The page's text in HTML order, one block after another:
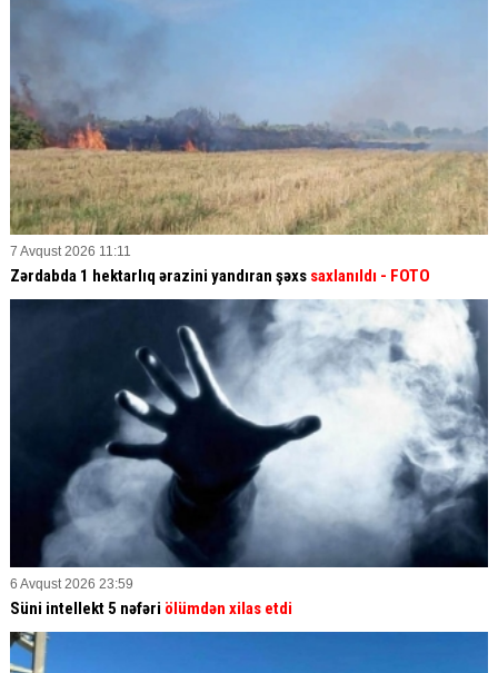
7 Avqust 2026 11:11
Zərdabda 1 hektarlıq ərazini yandıran şəxs saxlanıldı - FOTO
6 Avqust 2026 23:59
Süni intellekt 5 nəfəri ölümdən xilas etdi